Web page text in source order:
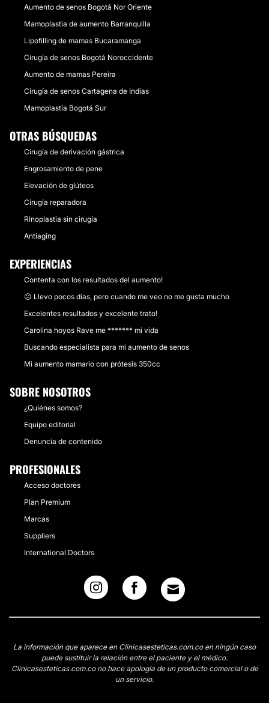
Aumento de senos Bogotá Nor Oriente
Mamoplastia de aumento Barranquilla
Lipofilling de mamas Bucaramanga
Cirugía de senos Bogotá Noroccidente
Aumento de mamas Pereira
Cirugía de senos Cartagena de Indias
Mamoplastia Bogotá Sur
OTRAS BÚSQUEDAS
Cirugía de derivación gástrica
Engrosamiento de pene
Elevación de glúteos
Cirugía reparadora
Rinoplastia sin cirugía
Antiaging
EXPERIENCIAS
Contenta con los resultados del aumento!
☹️ Llevo pocos días, pero cuando me veo no me gusta mucho
Excelentes resultados y excelente trato!
Carolina hoyos Rave me ******* mi vida
Buscando especialista para mi aumento de senos
Mi aumento mamario con prótesis 350cc
SOBRE NOSOTROS
¿Quiénes somos?
Equipo editorial
Denuncia de contenido
PROFESIONALES
Acceso doctores
Plan Premium
Marcas
Suppliers
International Doctors
La información que aparece en Clinicasesteticas.com.co en ningún caso
puede sustituir la relación entre el paciente y el médico.
Clinicasesteticas.com.co no hace apología de un producto comercial o de
un servicio.